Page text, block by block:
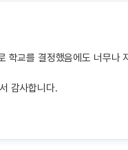
교를 결정했음에도 너무나
감사합니다.